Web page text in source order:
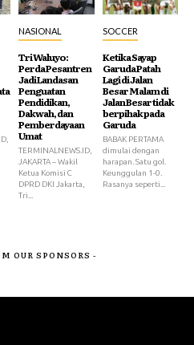
NASIONAL
Tri Waluyo:
Perda Pesantren
Jadi Landasan
Penguatan
Pendidikan,
Dakwah, dan
Pemberdayaan
Umat
TERMINALNEWS.ID,
JAKARTA – Wakil
Ketua Komisi C
DPRD DKI Jakarta,
Tri...
SOCCER
Ketika Sayap
Garuda Patah
Lagi di Jalan
Besar Malam di
Jalan Besar tidak
berpihak pada
Garuda
BABAK PERTAMA
dimulai dengan
harapan. Satu gol.
Keunggulan 1-0.
Rasanya seperti...
OUR SPONSORS -